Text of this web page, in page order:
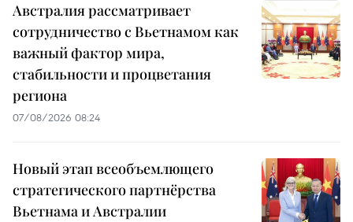
Австралия рассматривает
сотрудничество с Вьетнамом как
важный фактор мира,
стабильности и процветания
региона
07/08/2026 08:24
Новый этап всеобъемлющего
стратегического партнёрства
Вьетнама и Австралии